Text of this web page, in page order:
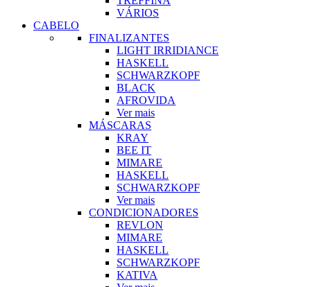
VÁRIOS
CABELO
FINALIZANTES
LIGHT IRRIDIANCE
HASKELL
SCHWARZKOPF
BLACK
AFROVIDA
Ver mais
MÁSCARAS
KRAY
BEE IT
MIMARE
HASKELL
SCHWARZKOPF
Ver mais
CONDICIONADORES
REVLON
MIMARE
HASKELL
SCHWARZKOPF
KATIVA